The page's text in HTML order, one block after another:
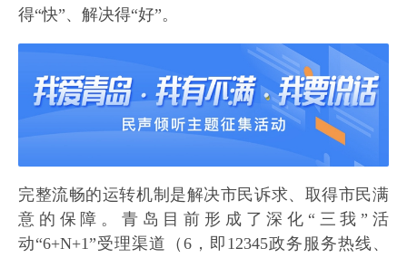
得“快”、解决得“好”。
完整流畅的运转机制是解决市民诉求、取得市民满
意的保障。青岛目前形成了深化“三我”活
动“6+N+1”受理渠道（6，即12345政务服务热线、